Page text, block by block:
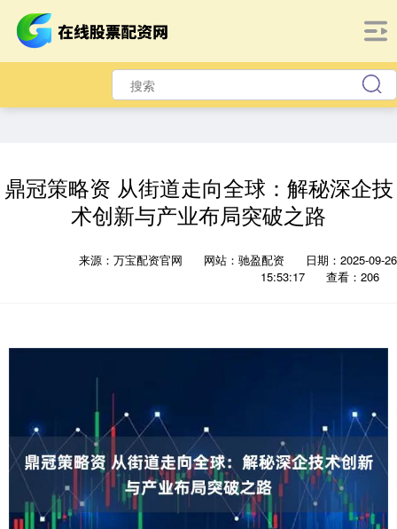
鼎冠策略资 从街道走向全球：解秘深企技
术创新与产业布局突破之路
来源：万宝配资官网 网站：驰盈配资
日期：2025-09-26
15:53:17
查看：206